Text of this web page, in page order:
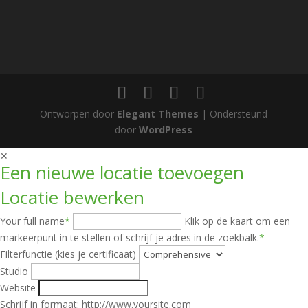
Ontworpen door Elegant Themes | Ondersteund
doorWordPress
✕
Een nieuwe locatie toevoegen
Locatie bewerken
Your full name*
Klik op de kaart om een
markeerpunt in te stellen of schrijf je adres in de zoekbalk.*
Filterfunctie (kies je certificaat)
Studio
Website
Schrijf in formaat: http://www.yoursite.com